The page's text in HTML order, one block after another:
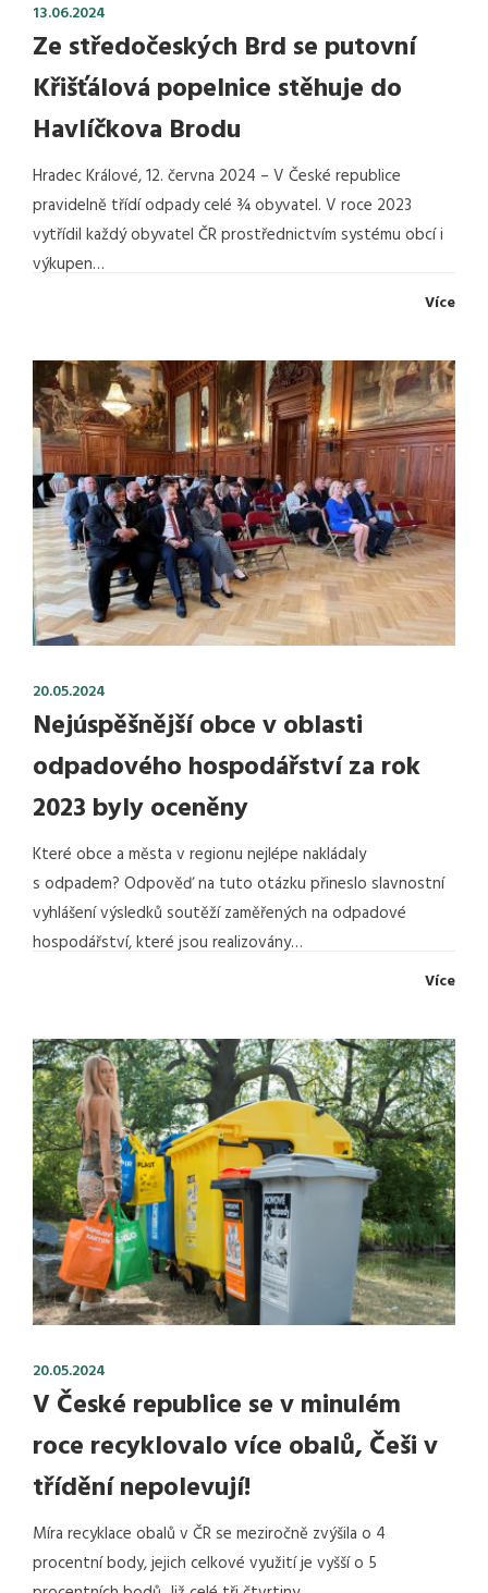
13.06.2024
Ze středočeských Brd se putovní
Křišťálová popelnice stěhuje do
Havlíčkova Brodu
Hradec Králové, 12. června 2024 – V České republice
pravidelně třídí odpady celé ¾ obyvatel. V roce 2023
vytřídil každý obyvatel ČR prostřednictvím systému obcí i
výkupen…
Více
20.05.2024
Nejúspěšnější obce v oblasti
odpadového hospodářství za rok
2023 byly oceněny
Které obce a města v regionu nejlépe nakládaly
s odpadem? Odpověď na tuto otázku přineslo slavnostní
vyhlášení výsledků soutěží zaměřených na odpadové
hospodářství, které jsou realizovány…
Více
20.05.2024
V České republice se v minulém
roce recyklovalo více obalů, Češi v
třídění nepolevují!
Míra recyklace obalů v ČR se meziročně zvýšila o 4
procentní body, jejich celkové využití je vyšší o 5